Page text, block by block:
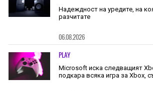
Надеждност на уредите, на
разчитате
06.08.2026
PLAY
Microsoft иска следващият
подкара всяка игра за Xbox,